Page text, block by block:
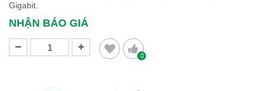
Gigabit.
NHẬN BÁO GIÁ
0